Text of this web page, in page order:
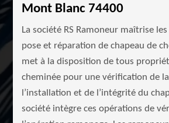
Mont Blanc 74400
La société RS Ramoneur maîtrise
pose et réparation de chapeau de
met à la disposition de tous
cheminée pour une vérification de
l’installation et de l’intégrité du
société intègre ces opérations de